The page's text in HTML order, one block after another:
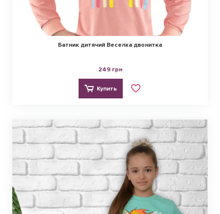
Батник дитячий Веселка двонитка
249 грн
Купить